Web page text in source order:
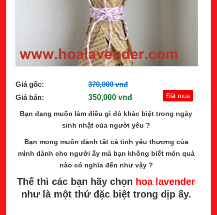
Giá gốc:
370,000 vnđ
Giá bán:
350,000 vnđ
Bạn đang muốn làm điều gì đó khác biệt trong ngày
sinh nhật của người yêu ?
Bạn mong muốn dành tất cả tình yêu thương của
mình dành cho người ấy mà bạn không biết món quà
nào có nghĩa đến như vậy ?
Thế thì các bạn hãy chọn hoa lavender
như là một thứ đặc biệt trong dịp ấy.